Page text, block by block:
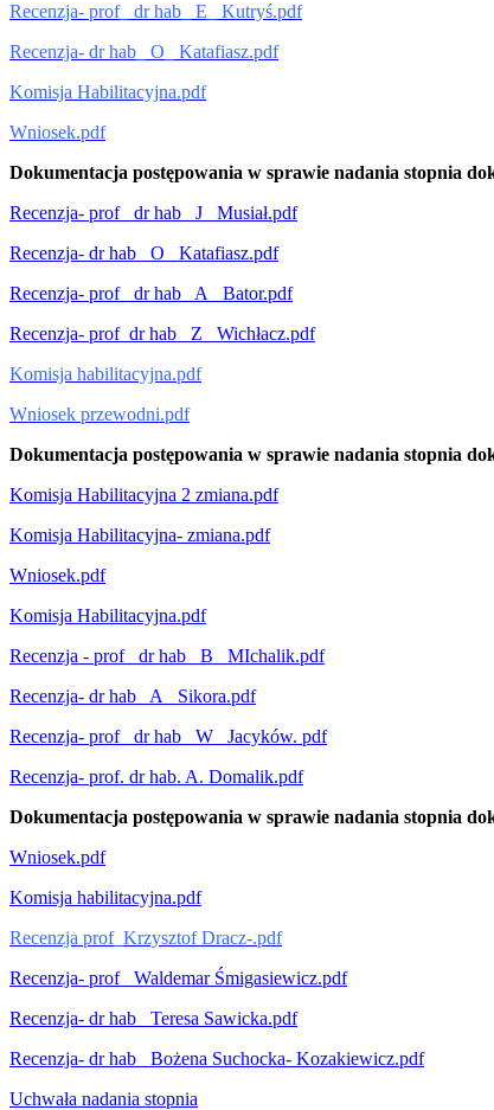
Recenzja- prof_ dr hab_ E_ Kutryś.pdf
Recenzja- dr hab_ O_ Katafiasz.pdf
Komisja Habilitacyjna.pdf
Wniosek.pdf
Dokumentacja postępowania w sprawie nadania stopnia
Recenzja- prof_ dr hab_ J_ Musiał.pdf
Recenzja- dr hab_ O_ Katafiasz.pdf
Recenzja- prof_ dr hab_ A_ Bator.pdf
Recenzja- prof_dr hab_ Z_ Wichłacz.pdf
Komisja habilitacyjna.pdf
Wniosek przewodni.pdf
Dokumentacja postępowania w sprawie nadania stopnia
Komisja Habilitacyjna 2 zmiana.pdf
Komisja Habilitacyjna- zmiana.pdf
Wniosek.pdf
Komisja Habilitacyjna.pdf
Recenzja - prof_ dr hab_ B_ MIchalik.pdf
Recenzja- dr hab_ A_ Sikora.pdf
Recenzja- prof_ dr hab_ W_ Jacyków. pdf
Recenzja- prof. dr hab. A. Domalik.pdf
Dokumentacja postępowania w sprawie nadania stopnia
Wniosek.pdf
Komisja habilitacyjna.pdf
Recenzja prof_Krzysztof Dracz-.pdf
Recenzja- prof_ Waldemar Śmigasiewicz.pdf
Recenzja- dr hab_ Teresa Sawicka.pdf
Recenzja- dr hab_ Bożena Suchocka- Kozakiewicz.pdf
Uchwała nadania stopnia